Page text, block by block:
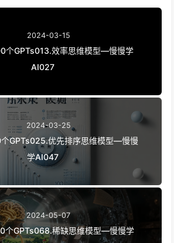
2024-03-15
个GPTs013.效率思维模型—慢慢学
AI027
2024-03-25
GPTs025.优先排序思维模型—慢慢
学AI047
2024-05-07
个GPTs068.稀缺思维模型—慢慢学